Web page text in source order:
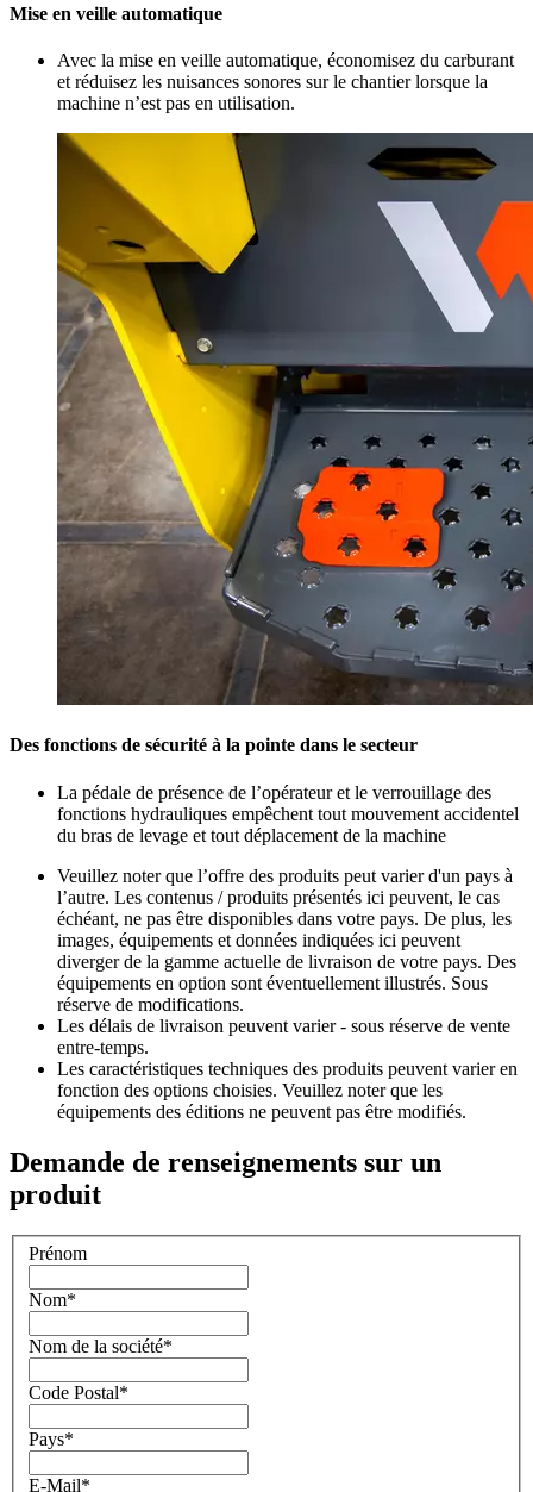
Mise en veille automatique
Avec la mise en veille automatique, économisez du carburant
et réduisez les nuisances sonores sur le chantier lorsque la
machine n’est pas en utilisation.
Des fonctions de sécurité à la pointe dans le secteur
La pédale de présence de l’opérateur et le verrouillage des
fonctions hydrauliques empêchent tout mouvement accidentel
du bras de levage et tout déplacement de la machine
Veuillez noter que l’offre des produits peut varier d'un pays à
l’autre. Les contenus / produits présentés ici peuvent, le cas
échéant, ne pas être disponibles dans votre pays. De plus, les
images, équipements et données indiquées ici peuvent
diverger de la gamme actuelle de livraison de votre pays. Des
équipements en option sont éventuellement illustrés. Sous
réserve de modifications.
Les délais de livraison peuvent varier - sous réserve de vente
entre-temps.
Les caractéristiques techniques des produits peuvent varier en
fonction des options choisies. Veuillez noter que les
équipements des éditions ne peuvent pas être modifiés.
Demande de renseignements sur un
produit
Prénom
Nom*
Nom de la société*
Code Postal*
Pays*
E-Mail*